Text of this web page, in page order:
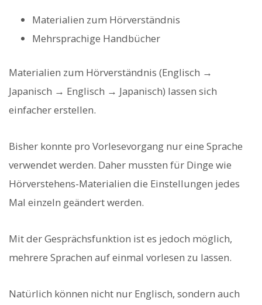
Materialien zum Hörverständnis
Mehrsprachige Handbücher
Materialien zum Hörverständnis (Englisch →
Japanisch → Englisch → Japanisch) lassen sich
einfacher erstellen.
Bisher konnte pro Vorlesevorgang nur eine Sprache
verwendet werden. Daher mussten für Dinge wie
Hörverstehens-Materialien die Einstellungen jedes
Mal einzeln geändert werden.
Mit der Gesprächsfunktion ist es jedoch möglich,
mehrere Sprachen auf einmal vorlesen zu lassen.
Natürlich können nicht nur Englisch, sondern auch